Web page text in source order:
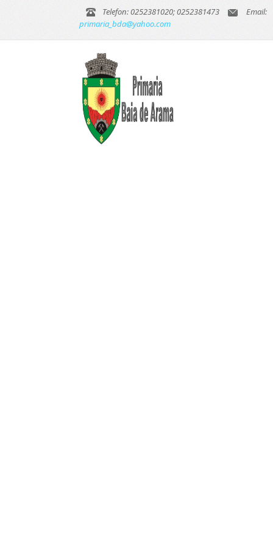
Telefon: 0252381020; 0252381473
Email:
primaria_bda@yahoo.com